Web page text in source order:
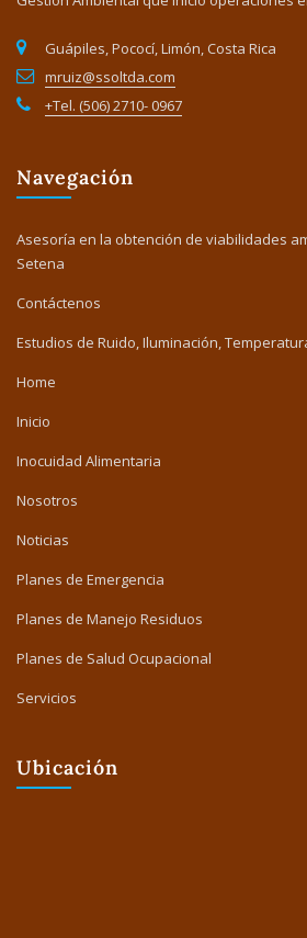
Guápiles, Pococí, Limón, Costa Rica
mruiz@ssoltda.com
+Tel. (506) 2710- 0967
Navegación
Asesoría en la obtención de viabilidades
Setena
Contáctenos
Estudios de Ruido, Iluminación,
Home
Inicio
Inocuidad Alimentaria
Nosotros
Noticias
Planes de Emergencia
Planes de Manejo Residuos
Planes de Salud Ocupacional
Servicios
Ubicación